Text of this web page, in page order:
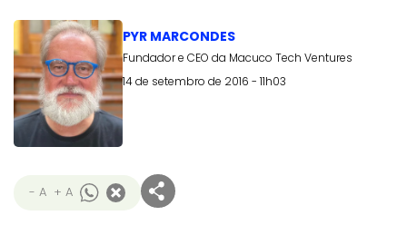
PYR MARCONDES
Fundador e CEO da Macuco Tech Ventures
14 de setembro de 2016 - 11h03
- A + A